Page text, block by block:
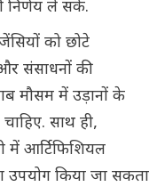
निर्णय ले सकें.
को छोटे
संसाधनों की
मौसम में उड़ानों के
साथ ही,
में आर्टिफिशियल
किया जा सकता